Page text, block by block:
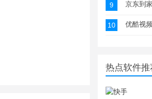
9 京东到家
10 优酷视频
热点软件推